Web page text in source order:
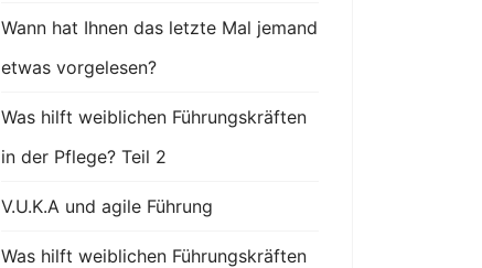
Wann hat Ihnen das letzte Mal jemand
etwas vorgelesen?
Was hilft weiblichen Führungskräften
in der Pflege? Teil 2
V.U.K.A und agile Führung
Was hilft weiblichen Führungskräften